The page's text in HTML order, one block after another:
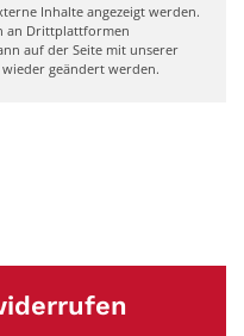
Inhalte angezeigt werden.
an Drittplattformen
auf der Seite mit unserer
geändert werden.